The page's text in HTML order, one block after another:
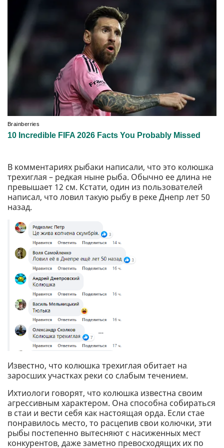
В комментариях рыбаки написали, что это колюшка
трехиглая – редкая ныне рыба. Обычно ее длина не
превышает 12 см. Кстати, один из пользователей
написал, что ловил такую рыбу в реке Днепр лет 50
назад.
Известно, что колюшка трехиглая обитает на
заросших участках реки со слабым течением.
Ихтиологи говорят, что колюшка известна своим
агрессивным характером. Она способна собираться
в стаи и вести себя как настоящая орда. Если стае
понравилось место, то расцепив свои колючки, эти
рыбы постепенно вытесняют с насиженных мест
конкурентов, даже заметно превосходящих их по